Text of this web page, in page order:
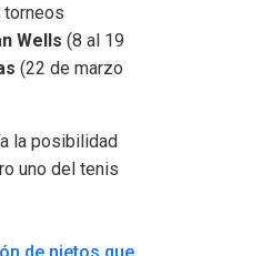
torneos
Wells (8 al 19
(22 de marzo
la posibilidad
uno del tenis